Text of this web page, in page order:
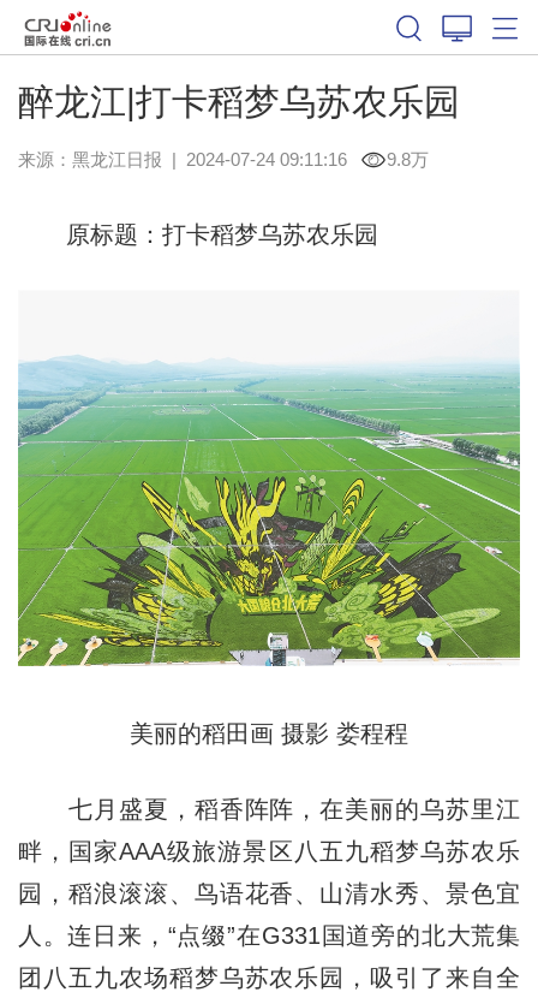
醉龙江|打卡稻梦乌苏农乐园
来源： 黑龙江日报 | 2024-07-24 09:11:16 9.8万
原标题：打卡稻梦乌苏农乐园
美丽的稻田画 摄影 娄程程
七月盛夏，稻香阵阵，在美丽的乌苏里江
畔，国家AAA级旅游景区八五九稻梦乌苏农乐
园，稻浪滚滚、鸟语花香、山清水秀、景色宜
人。连日来，“点缀”在G331国道旁的北大荒集
团八五九农场稻梦乌苏农乐园，吸引了来自全